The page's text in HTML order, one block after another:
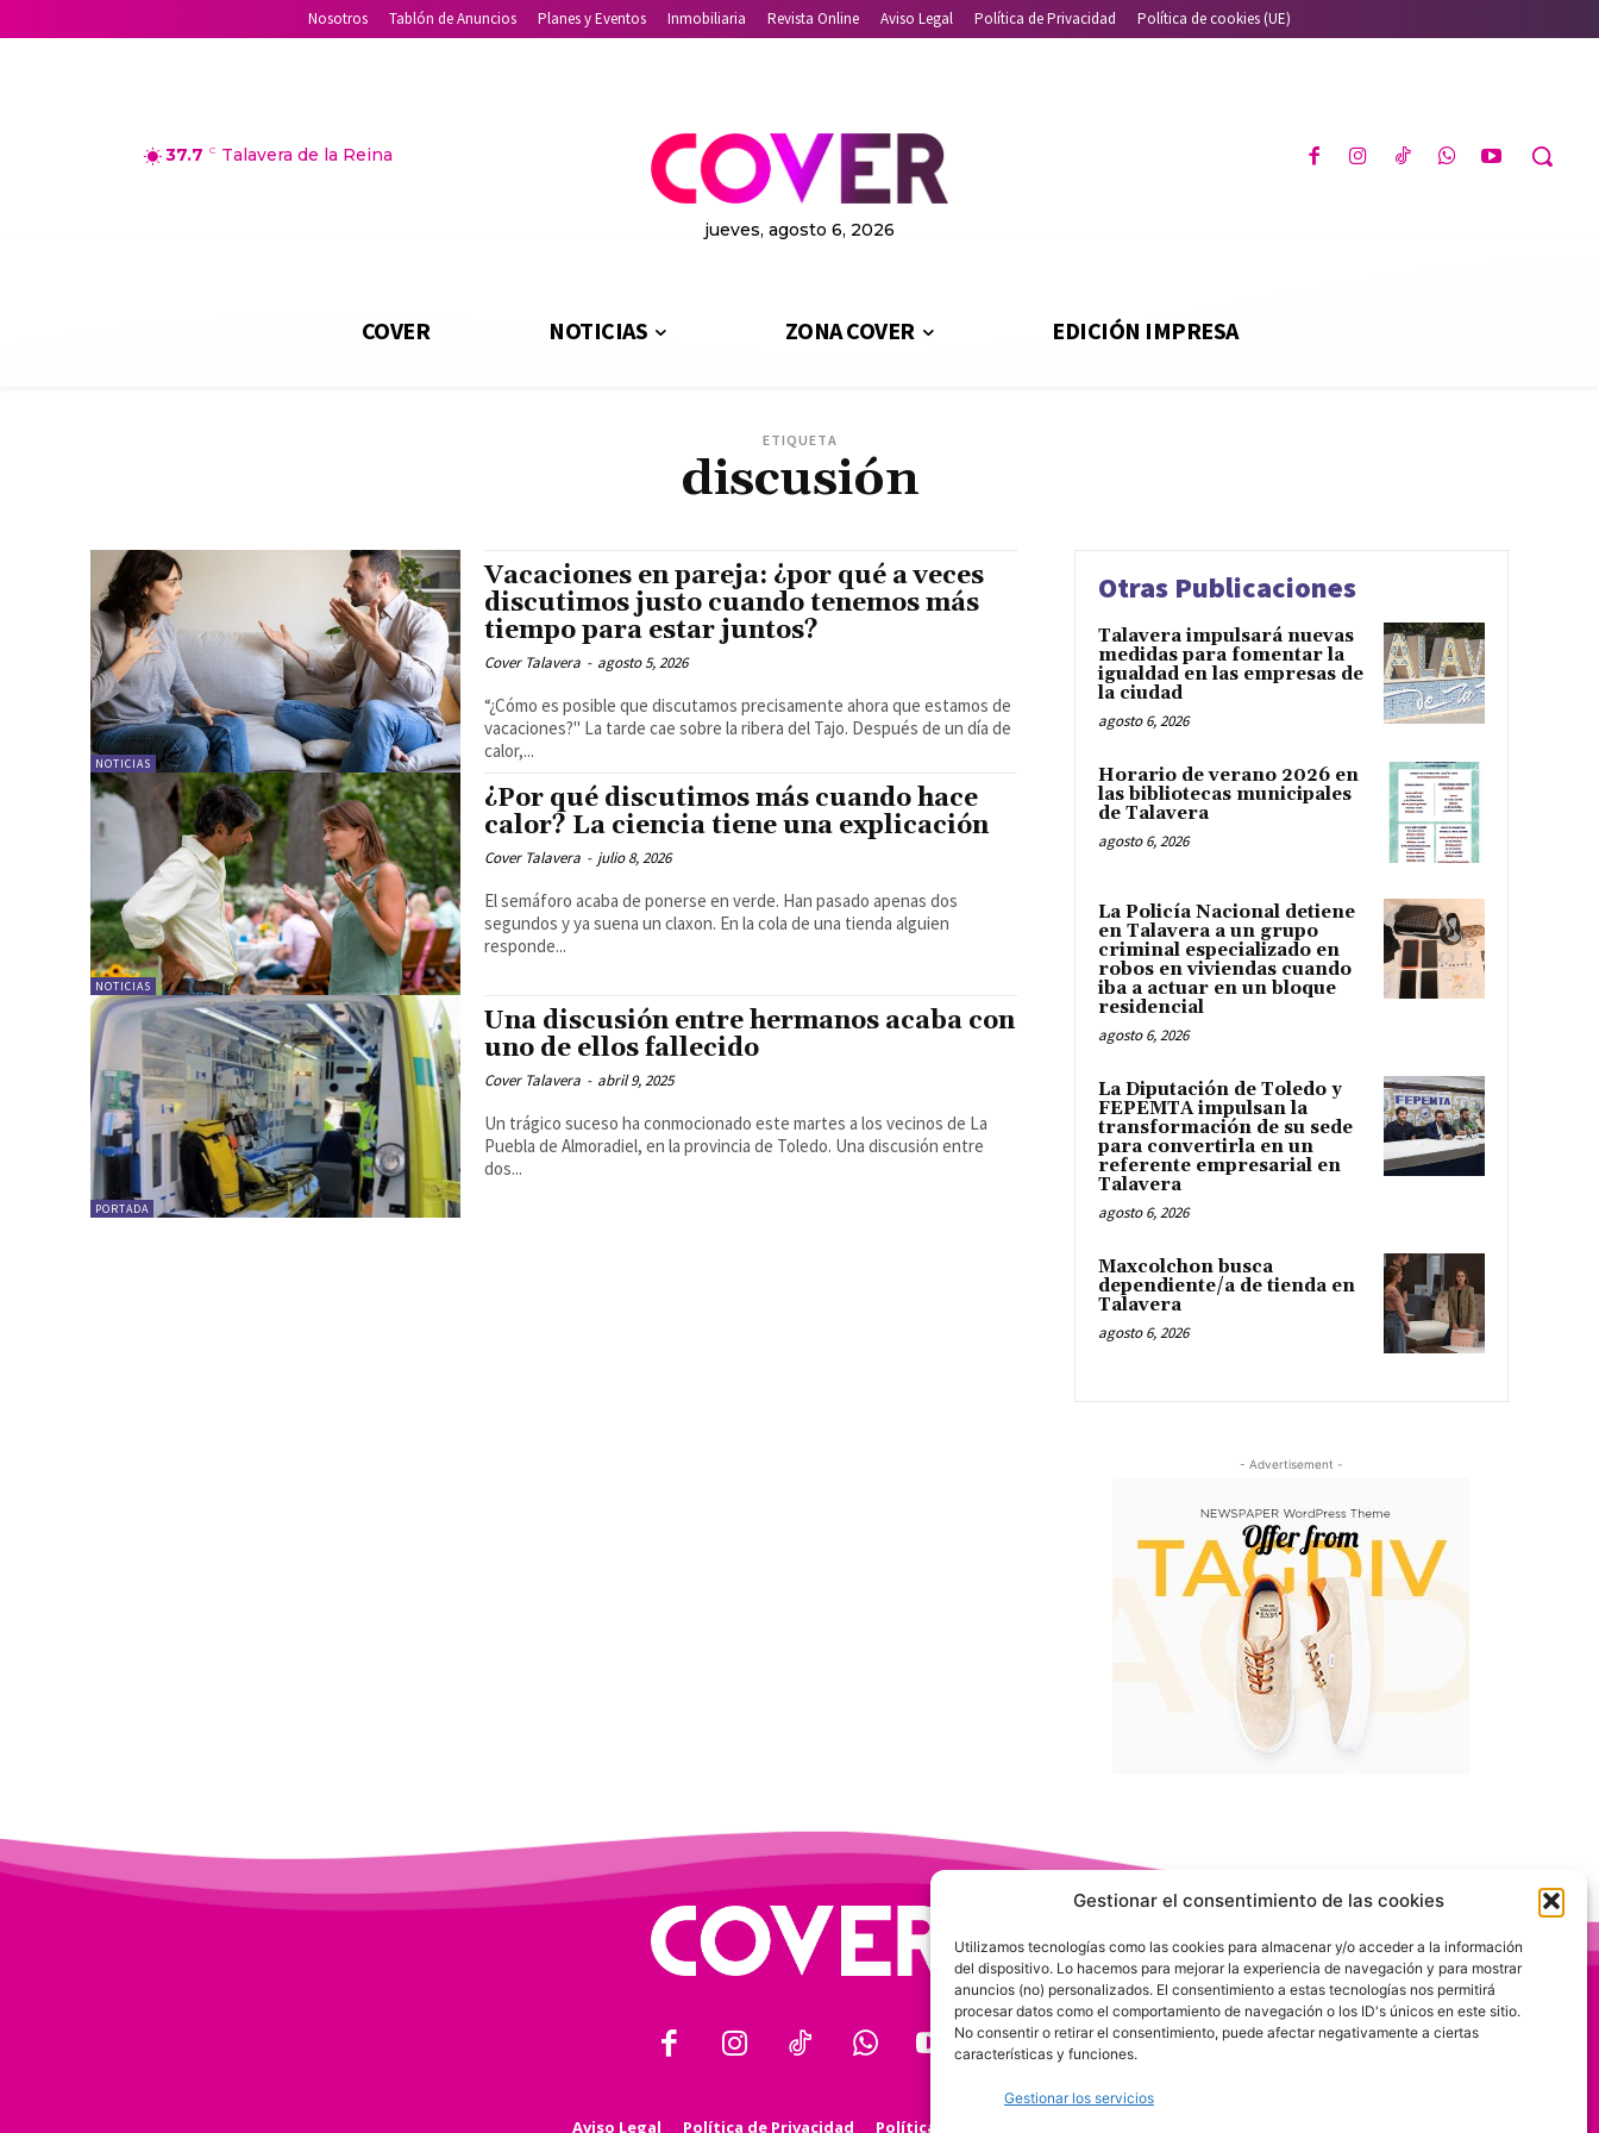
Gestionar el consentimiento de las cookies
Utilizamos tecnologías como las cookies para almacenar y/o acceder a la información
del dispositivo. Lo hacemos para mejorar la experiencia de navegación y para mostrar
anuncios (no) personalizados. El consentimiento a estas tecnologías nos permitirá
procesar datos como el comportamiento de navegación o los ID's únicos en este sitio.
No consentir o retirar el consentimiento, puede afectar negativamente a ciertas
características y funciones.
Gestionar los servicios
Nosotros Tablón de Anuncios Planes y Eventos Inmobiliaria Revista Online Aviso Legal Política de Privacidad Política de cookies (UE)
37.7 C Talavera de la Reina
jueves, agosto 6, 2026
COVER NOTICIAS ZONA COVER EDICIÓN IMPRESA
ETIQUETA
discusión
NOTICIAS
Vacaciones en pareja: ¿por qué a veces
discutimos justo cuando tenemos más
tiempo para estar juntos?
Cover Talavera - agosto 5, 2026
“¿Cómo es posible que discutamos precisamente ahora que estamos de
vacaciones?" La tarde cae sobre la ribera del Tajo. Después de un día de
calor,...
NOTICIAS
¿Por qué discutimos más cuando hace
calor? La ciencia tiene una explicación
Cover Talavera - julio 8, 2026
El semáforo acaba de ponerse en verde. Han pasado apenas dos
segundos y ya suena un claxon. En la cola de una tienda alguien
responde...
PORTADA
Una discusión entre hermanos acaba con
uno de ellos fallecido
Cover Talavera - abril 9, 2025
Un trágico suceso ha conmocionado este martes a los vecinos de La
Puebla de Almoradiel, en la provincia de Toledo. Una discusión entre
dos...
Otras Publicaciones
Talavera impulsará nuevas
medidas para fomentar la
igualdad en las empresas de
la ciudad
agosto 6, 2026
Horario de verano 2026 en
las bibliotecas municipales
de Talavera
agosto 6, 2026
La Policía Nacional detiene
en Talavera a un grupo
criminal especializado en
robos en viviendas cuando
iba a actuar en un bloque
residencial
agosto 6, 2026
La Diputación de Toledo y
FEPEMTA impulsan la
transformación de su sede
para convertirla en un
referente empresarial en
Talavera
agosto 6, 2026
Maxcolchon busca
dependiente/a de tienda en
Talavera
agosto 6, 2026
- Advertisement -
Aviso Legal Política de Privacidad Política de Cookies